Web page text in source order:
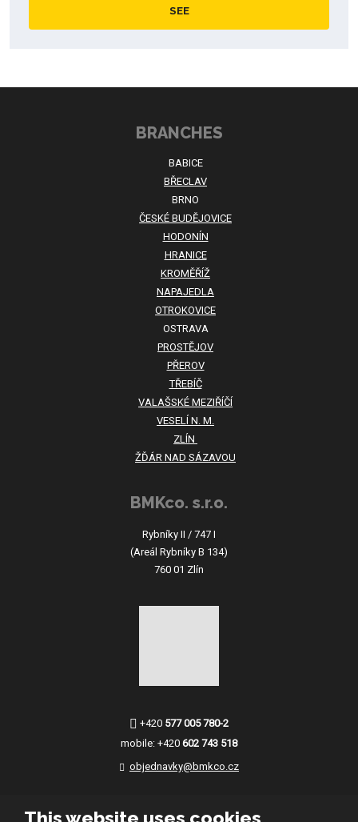
SEE
BRANCHES
BABICE
BŘECLAV
BRNO
ČESKÉ BUDĚJOVICE
HODONÍN
HRANICE
KROMĚŘÍŽ
NAPAJEDLA
OTROKOVICE
OSTRAVA
PROSTĚJOV
PŘEROV
TŘEBÍČ
VALAŠSKÉ MEZIŘÍČÍ
VESELÍ N. M.
ZLÍN
ŽĎÁR NAD SÁZAVOU
BMKco. s.r.o.
Rybníky II / 747 I
(Areál Rybníky B 134)
760 01 Zlín
+420 577 005 780-2
mobile: +420 602 743 518
objednavky@bmkco.cz
This website uses cookies